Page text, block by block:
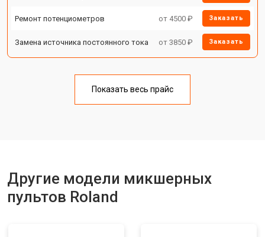
Ремонт потенциометров от 4500 ₽ Заказать
Замена источника постоянного тока от 3850 ₽ Заказать
Показать весь прайс
Другие модели микшерных
пультов Roland